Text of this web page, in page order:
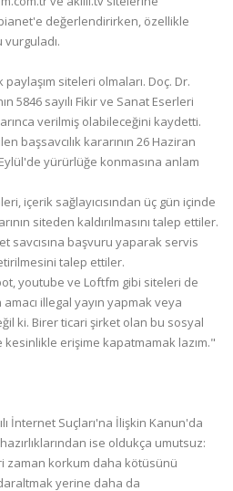
değerlendirirken, özellikle
siteleri olmaları. Doç. Dr.
5846 sayılı Fikir ve Sanat Eserleri
verilmiş olabileceğini kaydetti.
başsavcılık kararının 26 Haziran
yürürlüğe konmasına anlam
içerik sağlayıcısından üç gün içinde
siteden kaldırılmasını talep ettiler.
savcısına başvuru yaparak servis
talep ettiler.
youtube ve Loftfm gibi siteleri de
illegal yayın yapmak veya
ki. Birer ticari şirket olan bu sosyal
kesinlikle erişime kapatmamak lazım."
İnternet Suçları'na İlişkin Kanun'da
ise oldukça umutsuz:
zaman korkum daha kötüsünü
yerine daha da